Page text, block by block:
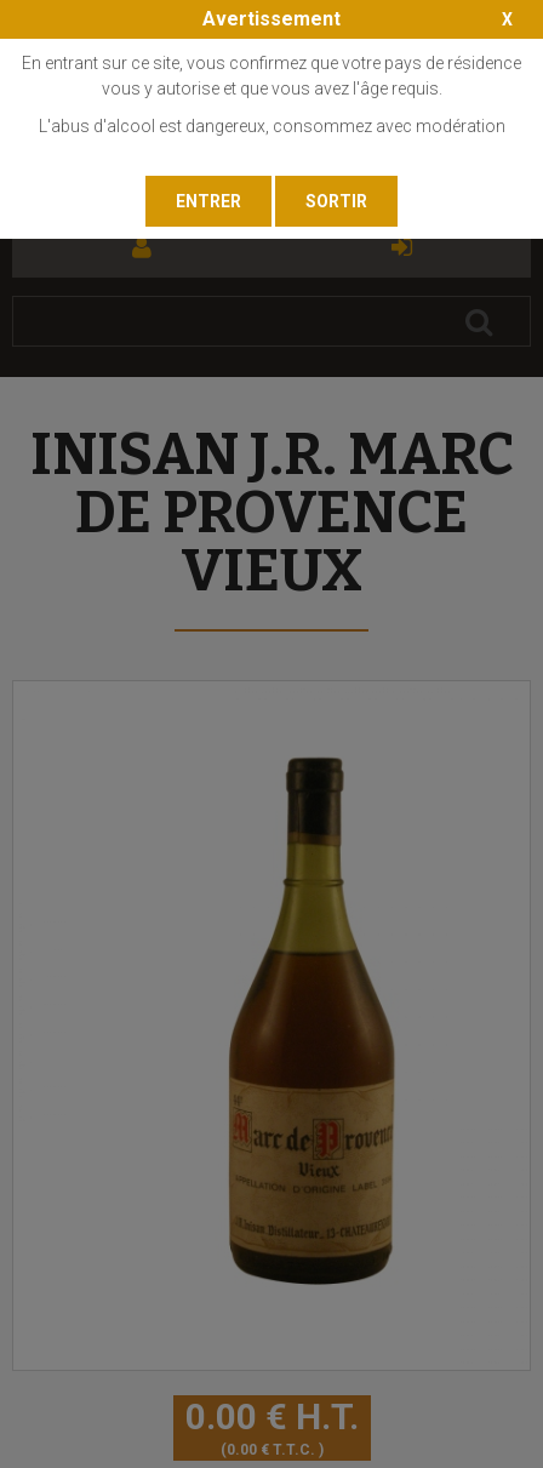
INISAN J.R. MARC
DE PROVENCE
VIEUX
0.00 € H.T.
0.00€ T.T.C.
Avertissement
En entrant sur ce site, vous confirmez que votre pays de résidence
vous y autorise et que vous avez l'âge requis.
L'abus d'alcool est dangereux, consommez avec modération